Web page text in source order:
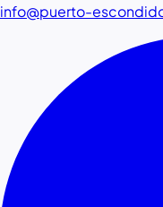
info@puerto-